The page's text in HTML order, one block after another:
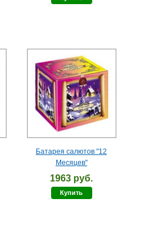
Батарея салютов "12
Месяцев"
1963 руб.
Купить